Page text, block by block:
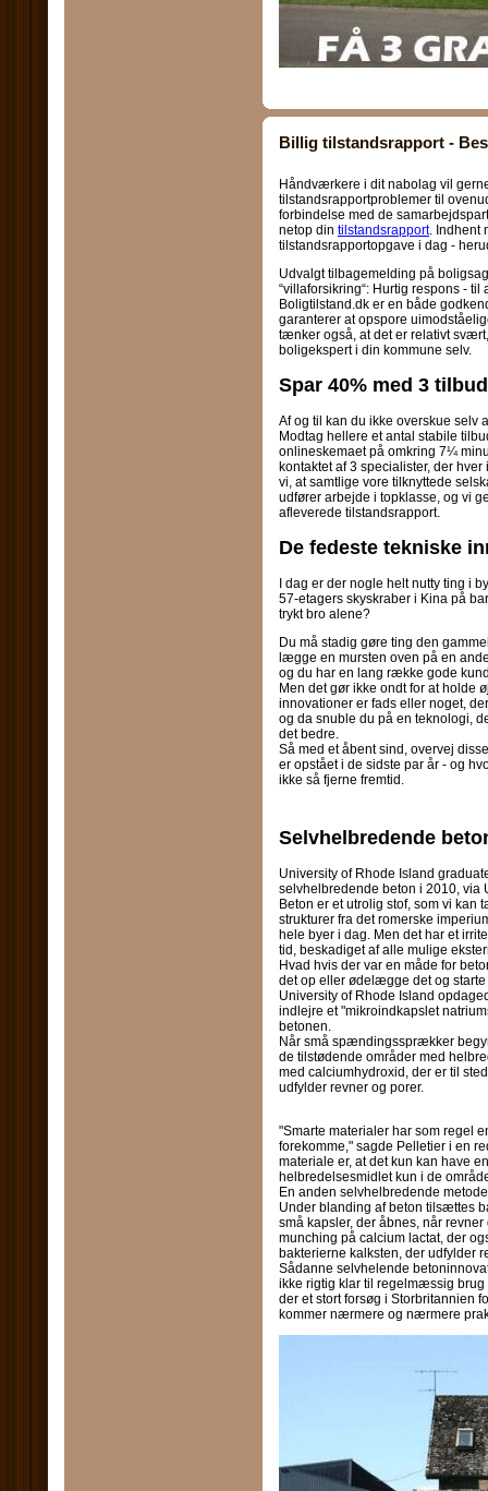
Billig tilstandsrapport -
Håndværkere i dit nabolag vil
tilstandsrapportproblemer til
forbindelse med de
netop din tilstandsrapport. Indhent
tilstandsrapportopgave i dag -
Udvalgt tilbagemelding på
“villaforsikring“: Hurtig respons - til
Boligtilstand.dk er en både
garanterer at opspore
tænker også, at det er relativt
boligekspert i din kommune selv.
Spar 40% med 3
Af og til kan du ikke overskue selv
Modtag hellere et antal stabile
onlineskemaet på omkring 7¼
kontaktet af 3 specialister, der
vi, at samtlige vore tilknyttede
udfører arbejde i topklasse, og vi
afleverede tilstandsrapport.
De fedeste tekniske
I dag er der nogle helt nutty ting i
57-etagers skyskraber i Kina på
trykt bro alene?
Du må stadig gøre ting den
lægge en mursten oven på en
og du har en lang række gode
Men det gør ikke ondt for at holde
innovationer er fads eller noget,
og da snuble du på en teknologi,
det bedre.
Så med et åbent sind, overvej
er opstået i de sidste par år - og
ikke så fjerne fremtid.
Selvhelbredende
University of Rhode Island
selvhelbredende beton i 2010, via
Beton er et utrolig stof, som vi kan
strukturer fra det romerske
hele byer i dag. Men det har et
tid, beskadiget af alle mulige
Hvad hvis der var en måde for
det op eller ødelægge det og
University of Rhode Island
indlejre et "mikroindkapslet
betonen.
Når små spændingssprækker
de tilstødende områder med
med calciumhydroxid, der er til
udfylder revner og porer.
"Smarte materialer har som regel
forekomme," sagde Pelletier i en
materiale er, at det kun kan have
helbredelsesmidlet kun i de
En anden selvhelbredende
Under blanding af beton tilsættes
små kapsler, der åbnes, når
munching på calcium lactat, der
bakterierne kalksten, der udfylder
Sådanne selvhelende
ikke rigtig klar til regelmæssig
der et stort forsøg i Storbritannien
kommer nærmere og nærmere